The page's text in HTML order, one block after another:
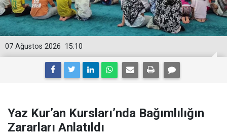
15:10
07 Ağustos 2026
Yaz Kur’an Kursları’nda Bağımlılığın
Zararları Anlatıldı